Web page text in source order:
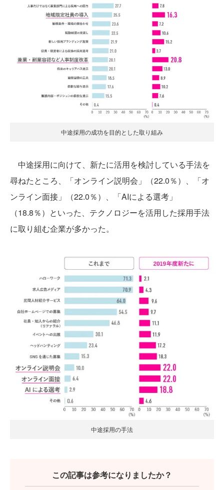
中途採用の成功を目的とした取り組み
中途採用に向けて、新たに活用を検討している手法を
尋ねたところ、「オンライン説明会」（22.0％）、「オ
ンライン面接」（22.0％）、「AIによる選考」
（18.8％）といった、テクノロジーを活用した採用手法
に取り組む企業が多かった。
中途採用の手法
この記事は参考になりましたか？